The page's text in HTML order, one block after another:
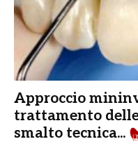
Approccio
trattamento
smalto tecnica...